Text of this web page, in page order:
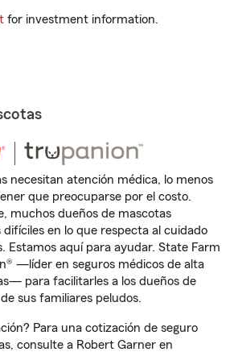
for investment information.
necesitan atención médica, lo menos
que preocuparse por el costo.
muchos dueños de mascotas
en lo que respecta al cuidado
Estamos aquí para ayudar. State Farm
—líder en seguros médicos de alta
para facilitarles a los dueños de
sus familiares peludos.
Para una cotización de seguro
consulte a Robert Garner en